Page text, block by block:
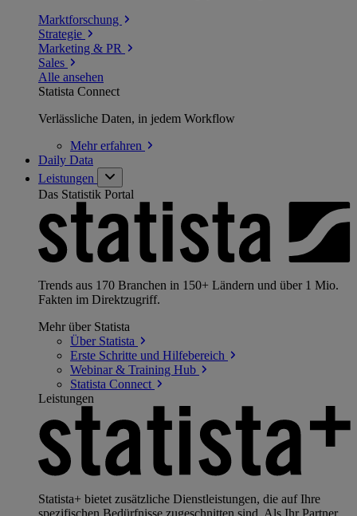
Marktforschung
Strategie
Marketing & PR
Sales
Alle ansehen
Statista Connect
Verlässliche Daten, in jedem Workflow
Mehrerfahren
Daily Data
Leistungen
Das Statistik Portal
Trends aus 170 Branchen in 150+ Ländern und über 1 Mio.
Fakten im Direktzugriff.
Mehr über Statista
Über Statista
Erste Schritte und Hilfebereich
Webinar & Training Hub
Statista Connect
Leistungen
Statista+ bietet zusätzliche Dienstleistungen, die auf Ihre
spezifischen Bedürfnisse zugeschnitten sind. Als Ihr Partner